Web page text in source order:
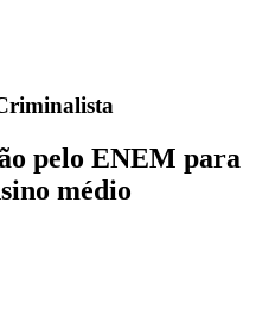
pelo ENEM para
médio